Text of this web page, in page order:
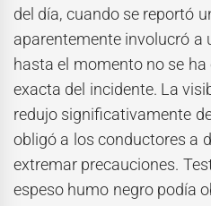
del día, cuando se reportó
aparentemente involucró a
hasta el momento no se
exacta del incidente. La
redujo significativamente
obligó a los conductores a
extremar precauciones.
espeso humo negro podía